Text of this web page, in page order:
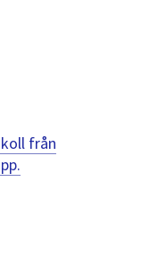
för
att
navigera
från